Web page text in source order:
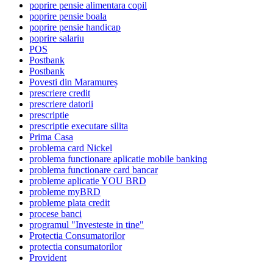
poprire pensie alimentara copil
poprire pensie boala
poprire pensie handicap
poprire salariu
POS
Postbank
Postbank
Povesti din Maramureș
prescriere credit
prescriere datorii
prescriptie
prescriptie executare silita
Prima Casa
problema card Nickel
problema functionare aplicatie mobile banking
problema functionare card bancar
probleme aplicatie YOU BRD
probleme myBRD
probleme plata credit
procese banci
programul "Investeste in tine"
Protectia Consumatorilor
protectia consumatorilor
Provident